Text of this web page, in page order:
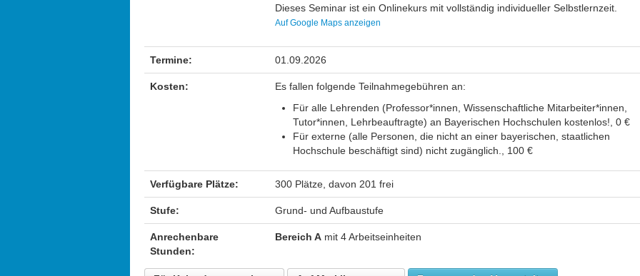
Dieses Seminar ist ein Onlinekurs mit vollständig individueller Selbstlernzeit.
Auf Google Maps anzeigen
Termine: 01.09.2026
Kosten:
Es fallen folgende Teilnahmegebühren an:
Für alle Lehrenden (Professor*innen, Wissenschaftliche Mitarbeiter*innen,
Tutor*innen, Lehrbeauftragte) an Bayerischen Hochschulen kostenlos!, 0 €
Für externe (alle Personen, die nicht an einer bayerischen, staatlichen
Hochschule beschäftigt sind) nicht zugänglich., 100 €
Verfügbare Plätze: 300 Plätze, davon 201 frei
Stufe: Grund- und Aufbaustufe
Anrechenbare
Stunden:
Bereich A mit 4 Arbeitseinheiten